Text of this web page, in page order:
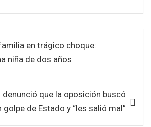
at
A
p
p
ar
en trágico choque:
niña de dos años
denunció que la oposición buscó
golpe de Estado y “les salió mal”